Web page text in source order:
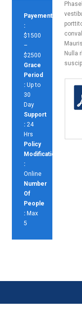
Payement
:
$1500
–
$2500
Grace
Period
: Up to
30
Day
Support
: 24
Hrs
Policy
Modification
:
Online
Number
Of
People
: Max
5
Nulla